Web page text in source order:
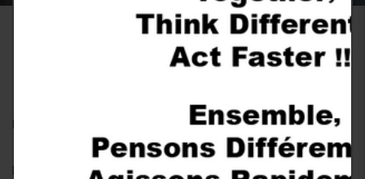
0 Comment 16 janvier 2018
Member of a steel association ASM